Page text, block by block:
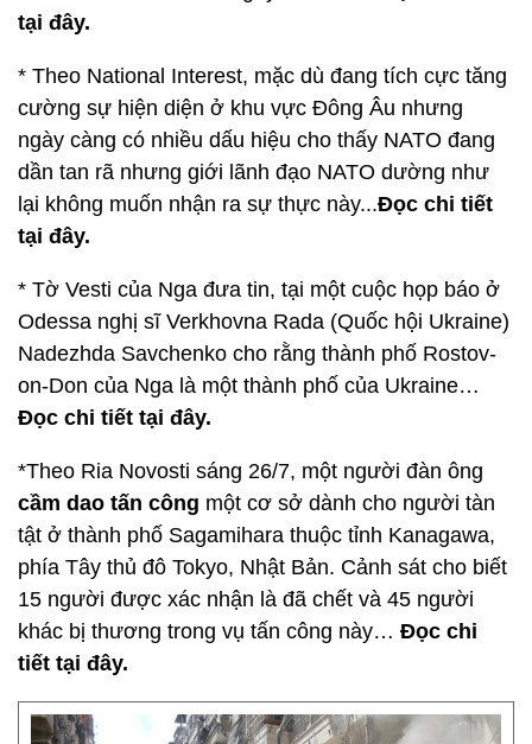
tại đây.
* Theo National Interest, mặc dù đang tích cực tăng
cường sự hiện diện ở khu vực Đông Âu nhưng
ngày càng có nhiều dấu hiệu cho thấy NATO đang
dần tan rã nhưng giới lãnh đạo NATO dường như
lại không muốn nhận ra sự thực này...Đọc chi tiết
tại đây.
* Tờ Vesti của Nga đưa tin, tại một cuộc họp báo ở
Odessa nghị sĩ Verkhovna Rada (Quốc hội Ukraine)
Nadezhda Savchenko cho rằng thành phố Rostov-
on-Don của Nga là một thành phố của Ukraine…
Đọc chi tiết tại đây.
*Theo Ria Novosti sáng 26/7, một người đàn ông
cầm dao tấn công một cơ sở dành cho người tàn
tật ở thành phố Sagamihara thuộc tỉnh Kanagawa,
phía Tây thủ đô Tokyo, Nhật Bản. Cảnh sát cho biết
15 người được xác nhận là đã chết và 45 người
khác bị thương trong vụ tấn công này… Đọc chi
tiết tại đây.